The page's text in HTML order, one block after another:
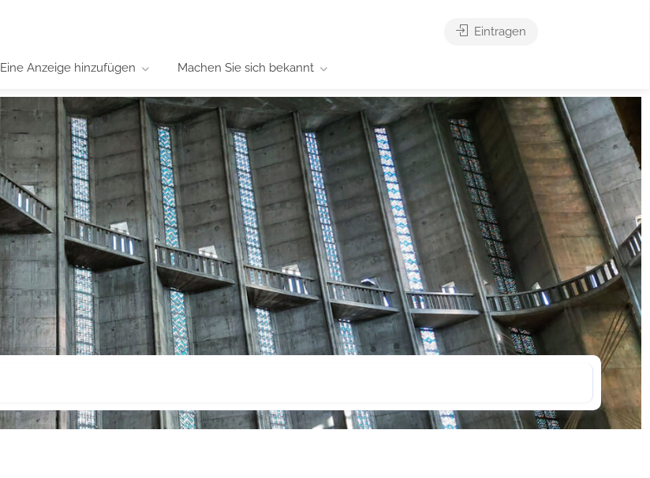
Eine Anzeige hinzufügen Machen Sie sich bekannt
Eintragen